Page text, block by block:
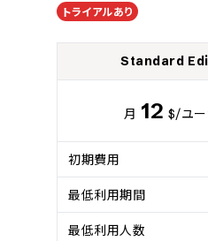
トライアルあり
Standard
月 12 $/ユー
初期費用
最低利用期間
最低利用人数